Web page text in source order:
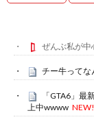
ぜんぶ私が中
チー牛ってな
「GTA6」
上中wwww NEW!